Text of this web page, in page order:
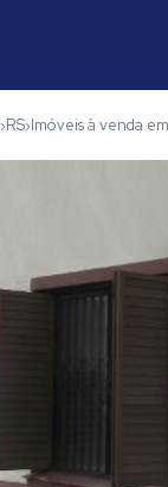
›RS›Imóveis à venda